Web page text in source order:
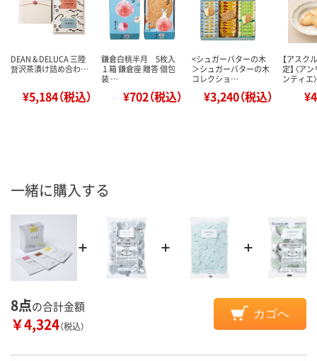
DEAN & DELUCA 三陸
贅沢茶漬け詰め合わ…
¥5,184（税込）
鎌倉白桃半月 5枚入
１箱 鎌倉座 贈答 個包
装 …
¥702（税込）
<シュガーバターの木
＞シュガーバターの木
コレクショ…
¥3,240（税込）
【アスク
定】〈ア
ンティエ
一緒に購入する
8点の合計金額
￥4,324（税込）
カゴへ